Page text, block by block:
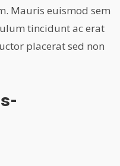
Mauris euismod sem
tincidunt ac erat
placerat sed non